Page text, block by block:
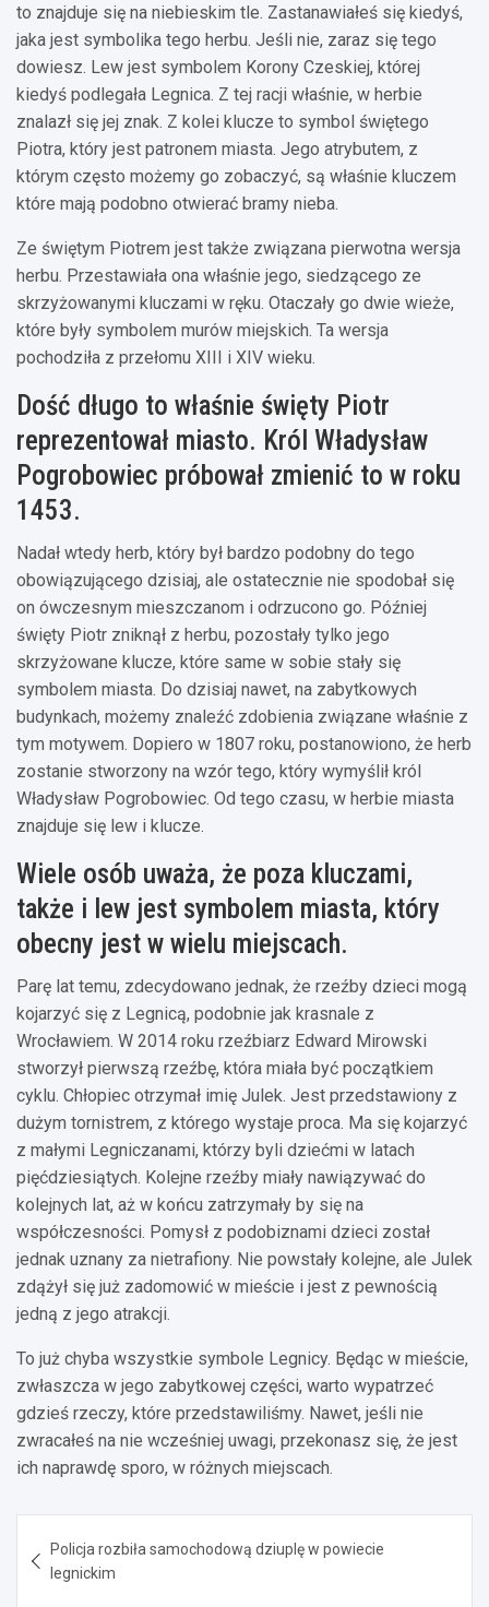
to znajduje się na niebieskim tle. Zastanawiałeś się kiedyś,
jaka jest symbolika tego herbu. Jeśli nie, zaraz się tego
dowiesz. Lew jest symbolem Korony Czeskiej, której
kiedyś podlegała Legnica. Z tej racji właśnie, w herbie
znalazł się jej znak. Z kolei klucze to symbol świętego
Piotra, który jest patronem miasta. Jego atrybutem, z
którym często możemy go zobaczyć, są właśnie kluczem
które mają podobno otwierać bramy nieba.
Ze świętym Piotrem jest także związana pierwotna wersja
herbu. Przestawiała ona właśnie jego, siedzącego ze
skrzyżowanymi kluczami w ręku. Otaczały go dwie wieże,
które były symbolem murów miejskich. Ta wersja
pochodziła z przełomu XIII i XIV wieku.
Dość długo to właśnie święty Piotr
reprezentował miasto. Król Władysław
Pogrobowiec próbował zmienić to w roku
1453.
Nadał wtedy herb, który był bardzo podobny do tego
obowiązującego dzisiaj, ale ostatecznie nie spodobał się
on ówczesnym mieszczanom i odrzucono go. Później
święty Piotr zniknął z herbu, pozostały tylko jego
skrzyżowane klucze, które same w sobie stały się
symbolem miasta. Do dzisiaj nawet, na zabytkowych
budynkach, możemy znaleźć zdobienia związane właśnie z
tym motywem. Dopiero w 1807 roku, postanowiono, że herb
zostanie stworzony na wzór tego, który wymyślił król
Władysław Pogrobowiec. Od tego czasu, w herbie miasta
znajduje się lew i klucze.
Wiele osób uważa, że poza kluczami,
także i lew jest symbolem miasta, który
obecny jest w wielu miejscach.
Parę lat temu, zdecydowano jednak, że rzeźby dzieci mogą
kojarzyć się z Legnicą, podobnie jak krasnale z
Wrocławiem. W 2014 roku rzeźbiarz Edward Mirowski
stworzył pierwszą rzeźbę, która miała być początkiem
cyklu. Chłopiec otrzymał imię Julek. Jest przedstawiony z
dużym tornistrem, z którego wystaje proca. Ma się kojarzyć
z małymi Legniczanami, którzy byli dziećmi w latach
pięćdziesiątych. Kolejne rzeźby miały nawiązywać do
kolejnych lat, aż w końcu zatrzymały by się na
współczesności. Pomysł z podobiznami dzieci został
jednak uznany za nietrafiony. Nie powstały kolejne, ale Julek
zdążył się już zadomowić w mieście i jest z pewnością
jedną z jego atrakcji.
To już chyba wszystkie symbole Legnicy. Będąc w mieście,
zwłaszcza w jego zabytkowej części, warto wypatrzeć
gdzieś rzeczy, które przedstawiliśmy. Nawet, jeśli nie
zwracałeś na nie wcześniej uwagi, przekonasz się, że jest
ich naprawdę sporo, w różnych miejscach.
wpisuPolicja rozbiła samochodową dziuplę w powiecie
legnickim